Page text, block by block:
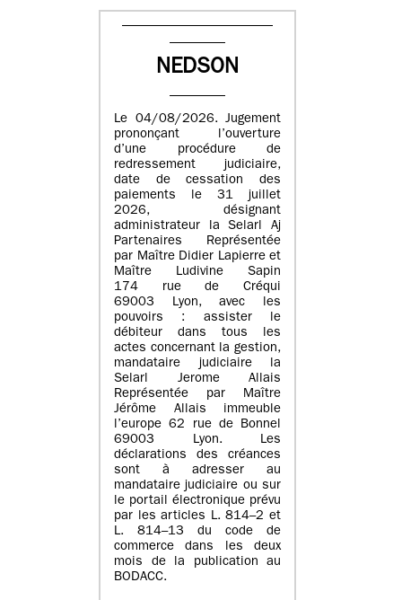
NEDSON
Le 04/08/2026. Jugement
prononçant l’ouverture
d’une procédure de
redressement judiciaire,
date de cessation des
paiements le 31 juillet
2026, désignant
administrateur la Selarl Aj
Partenaires Représentée
par Maître Didier Lapierre et
Maître Ludivine Sapin
174 rue de Créqui
69003 Lyon, avec les
pouvoirs : assister le
débiteur dans tous les
actes concernant la gestion,
mandataire judiciaire la
Selarl Jerome Allais
Représentée par Maître
Jérôme Allais immeuble
l’europe 62 rue de Bonnel
69003 Lyon. Les
déclarations des créances
sont à adresser au
mandataire judiciaire ou sur
le portail électronique prévu
par les articles L. 814–2 et
L. 814–13 du code de
commerce dans les deux
mois de la publication au
BODACC.